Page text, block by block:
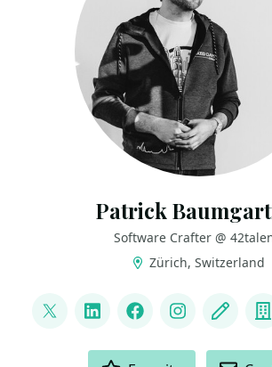
Patrick
Software Crafter @
Zürich, Switzerland
@patbaumgartner
LinkedInFacebookInstagram
Blog